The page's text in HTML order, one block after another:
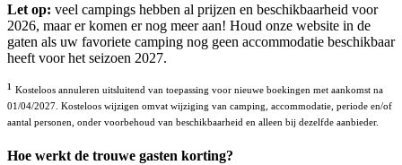
Let op: veel campings hebben al prijzen en beschikbaarheid voor
2026, maar er komen er nog meer aan! Houd onze website in de
gaten als uw favoriete camping nog geen accommodatie beschikbaar
heeft voor het seizoen 2027.
¹ Kosteloos annuleren uitsluitend van toepassing voor nieuwe boekingen met aankomst na
01/04/2027. Kosteloos wijzigen omvat wijziging van camping, accommodatie, periode en/of
aantal personen, onder voorbehoud van beschikbaarheid en alleen bij dezelfde aanbieder.
Hoe werkt de trouwe gasten korting?